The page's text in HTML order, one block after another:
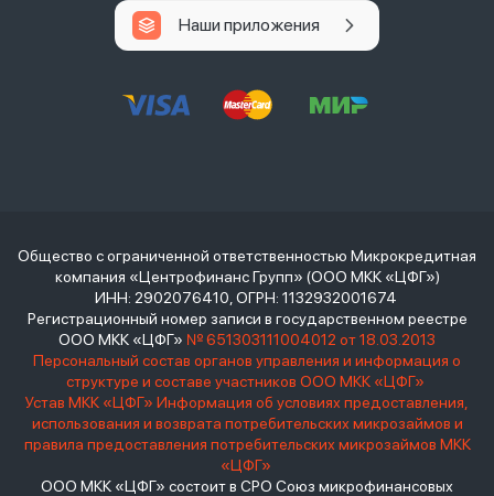
Наши приложения
Общество с ограниченной ответственностью Микрокредитная
компания «Центрофинанс Групп» (ООО МКК «ЦФГ»)
ИНН: 2902076410, ОГРН: 1132932001674
Регистрационный номер записи в государственном реестре
ООО МКК «ЦФГ» № 651303111004012 от 18.03.2013
Персональный состав органов управления и информация о
структуре и составе участников ООО МКК «ЦФГ»
Устав МКК «ЦФГ» Информация об условиях предоставления,
использования и возврата потребительских микрозаймов и
правила предоставления потребительских микрозаймов МКК
«ЦФГ»
ООО МКК «ЦФГ» состоит в СРО Союз микрофинансовых